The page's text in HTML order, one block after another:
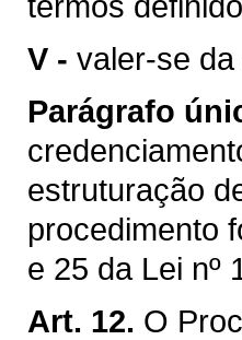
V - valer-se
Parágrafo
estruturação
procedimento
e 25 da Lei nº
Art. 12. O